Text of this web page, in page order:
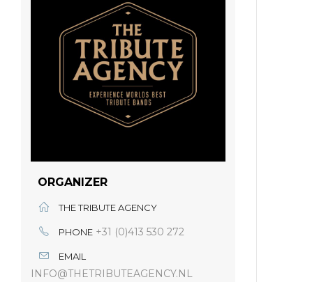
ORGANIZER
THE TRIBUTE AGENCY
PHONE +31 (0)413 530 272
EMAIL
INFO@THETRIBUTEAGENCY.NL